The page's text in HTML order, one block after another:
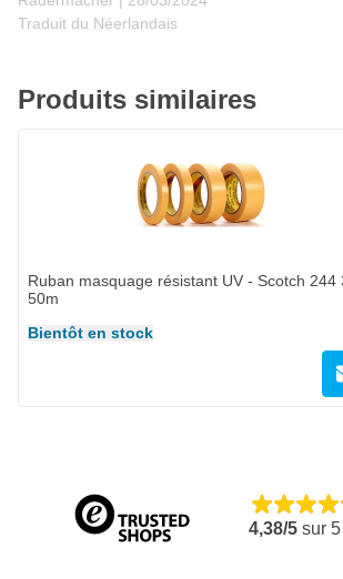
Traduit du Néerlandais
Produits similaires
Ruban masquage résistant UV - Scotch 244
50m
Bientôt en stock
4,38/5 sur